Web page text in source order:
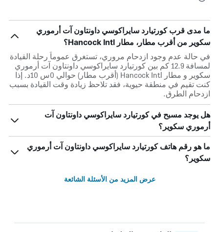
ما مدى قرب كورتيارد سايراكوسي داونتاون آت أرموري
سكوير من أقرب مطار، مطار Hancock Intl؟
في حالة عدم وجود ازدحام مروري، تستغرق عموماً رحلة القيادة
لمسافة 12.9 كم بين كورتيارد سايراكوسي داونتاون آت أرموري
سكوير و مطار Hancock Intl (أقرب مطار) حوالي 0س 10د. إذا
كنت تقيم في منطقة حيوية، فقد تلاحظ زيادة وقت القيادة بسبب
ازدحام الطرق.
هل يوجد مسبح في كورتيارد سايراكوسي داونتاون آت
أرموري سكوير؟
ما هو رقم هاتف كورتيارد سايراكوسي داونتاون آت أرموري
سكوير؟
عرض المزيد من الأسئلة الشائعة